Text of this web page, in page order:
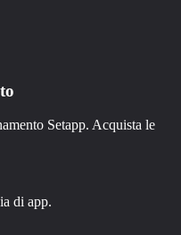
Setapp. Acquista le
di app.